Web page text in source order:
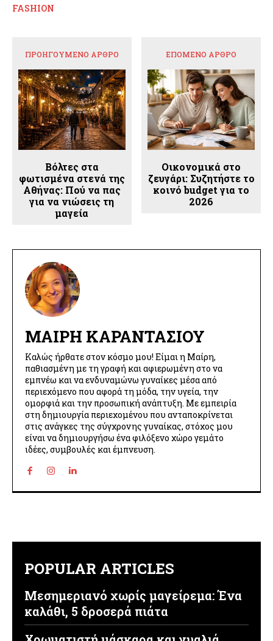
FASHION
ΠΡΟΗΓΟΎΜΕΝΟ ΆΡΘΡΟ
Βόλτες στα
φωτισμένα στενά της
Αθήνας: Πού να πας
για να νιώσεις τη
μαγεία
ΕΠΌΜΕΝΟ ΆΡΘΡΟ
Οικονομικά στο
ζευγάρι: Συζητήστε το
κοινό budget για το
2026
ΜΑΊΡΗ ΚΑΡΑΝΤΆΣΙΟΥ
Καλώς ήρθατε στον κόσμο μου! Είμαι η Μαίρη,
παθιασμένη με τη γραφή και αφιερωμένη στο να
εμπνέω και να ενδυναμώνω γυναίκες μέσα από
περιεχόμενο που αφορά τη μόδα, την υγεία, την
ομορφιά και την προσωπική ανάπτυξη. Με εμπειρία
στη δημιουργία περιεχομένου που ανταποκρίνεται
στις ανάγκες της σύγχρονης γυναίκας, στόχος μου
είναι να δημιουργήσω ένα φιλόξενο χώρο γεμάτο
ιδέες, συμβουλές και έμπνευση.
POPULAR ARTICLES
Μεσημεριανό χωρίς μαγείρεμα: Ένα
καλάθι, 5 δροσερά πιάτα